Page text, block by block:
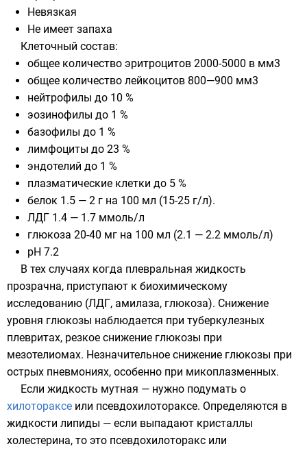
Невязкая
Не имеет запаха
Клеточный состав:
общее количество эритроцитов 2000-5000 в мм3
общее количество лейкоцитов 800—900 мм3
нейтрофилы до 10 %
эозинофилы до 1 %
базофилы до 1 %
лимфоциты до 23 %
эндотелий до 1 %
плазматические клетки до 5 %
белок 1.5 — 2 г на 100 мл (15-25 г/л).
ЛДГ 1.4 — 1.7 ммоль/л
глюкоза 20-40 мг на 100 мл (2.1 — 2.2 ммоль/л)
рН 7.2
В тех случаях когда плевральная жидкость
прозрачна, приступают к биохимическому
исследованию (ЛДГ, амилаза, глюкоза). Снижение
уровня глюкозы наблюдается при туберкулезных
плевритах, резкое снижение глюкозы при
мезотелиомах. Незначительное снижение глюкозы при
острых пневмониях, особенно при микоплазменных.
Если жидкость мутная — нужно подумать о
хилотораксе или псевдохилотораксе. Определяются в
жидкости липиды — если выпадают кристаллы
холестерина, то это псевдохилоторакс или